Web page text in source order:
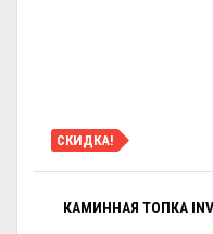
СКИДКА!
КАМИННАЯ ТОПКА